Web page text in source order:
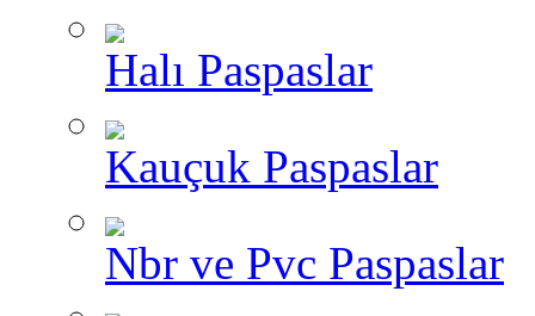
Halı Paspaslar
Kauçuk Paspaslar
Nbr ve Pvc Paspaslar